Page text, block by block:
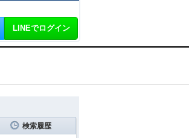
LINEでログイン
検索履歴